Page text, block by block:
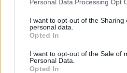
not limited to your visit or usage
grant or deny consent to Google
use your data for below specified
consent section.
Personal Data Processing Opt
I want to opt-out of the Sharing
personal data.
Opted In
I want to opt-out of the Sale of
Personal Data.
Opted In
maggiore controvento; a
può osare con traiettorie
una finestra minima di